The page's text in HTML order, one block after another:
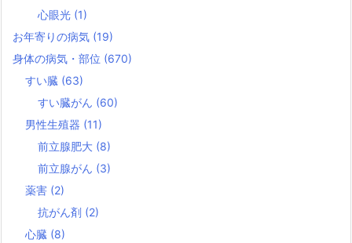
心眼光 (1)
お年寄りの病気 (19)
身体の病気・部位 (670)
すい臓 (63)
すい臓がん (60)
男性生殖器 (11)
前立腺肥大 (8)
前立腺がん (3)
薬害 (2)
抗がん剤 (2)
心臓 (8)